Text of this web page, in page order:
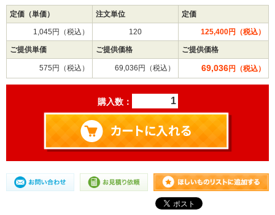
定価（単価） 注文単位 定価
1,045円（税込） 120 125,400円（税込）
ご提供単価 ご提供価格 ご提供価格
575円（税込） 69,036円（税込） 69,036円（税込）
購入数：